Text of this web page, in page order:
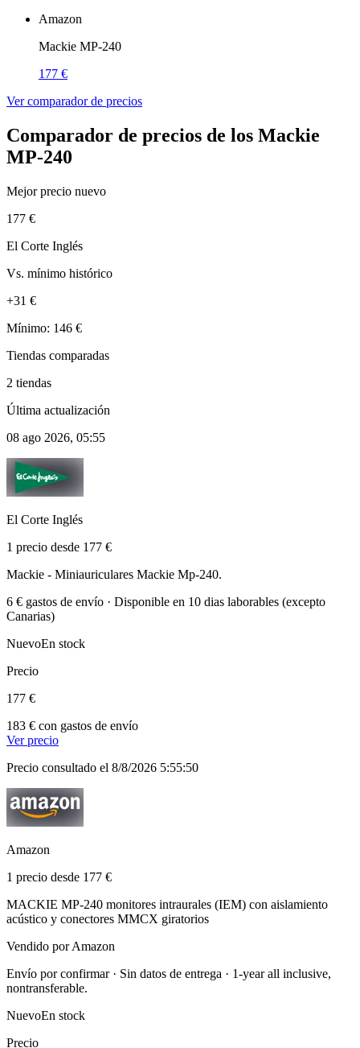
Amazon
Mackie MP-240
177 €
Ver comparador de precios
Comparador de precios de los Mackie
MP-240
Mejor precio nuevo
177 €
El Corte Inglés
Vs. mínimo histórico
+31 €
Mínimo: 146 €
Tiendas comparadas
2 tiendas
Última actualización
08 ago 2026, 05:55
El Corte Inglés
1 precio desde 177 €
Mackie - Miniauriculares Mackie Mp-240.
6 € gastos de envío · Disponible en 10 dias laborables (excepto
Canarias)
NuevoEn stock
Precio
177 €
183 € con gastos de envío
Ver precio
Precio consultado el 8/8/2026 5:55:50
Amazon
1 precio desde 177 €
MACKIE MP-240 monitores intraurales (IEM) con aislamiento
acústico y conectores MMCX giratorios
Vendido por Amazon
Envío por confirmar · Sin datos de entrega · 1-year all inclusive,
nontransferable.
NuevoEn stock
Precio